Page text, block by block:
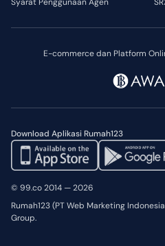
E-commerce dan Platform
Download Aplikasi Rumah123
Syarat Penggunaan Agen
© 99.co 2014 — 2026
Rumah123 (PT Web Marketing
Group.